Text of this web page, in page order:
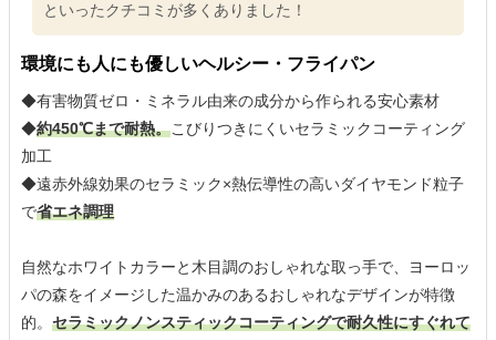
といったクチコミが多くありました！
環境にも人にも優しいヘルシー・フライパン
◆有害物質ゼロ・ミネラル由来の成分から作られる安心素材
◆約450℃まで耐熱。こびりつきにくいセラミックコーティング
加工
◆遠赤外線効果のセラミック×熱伝導性の高いダイヤモンド粒子
で省エネ調理
自然なホワイトカラーと木目調のおしゃれな取っ手で、ヨーロッ
パの森をイメージした温かみのあるおしゃれなデザインが特徴
的。 セラミックノンスティックコーティングで耐久性にすぐれて